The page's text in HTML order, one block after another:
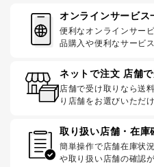
オンラインサービス
便利なオンラインサー
品購入や便利なサービ
ネットで注文 店舗で
店舗で受け取りなら送
り店舗をお選びいただけ
取り扱い店舗・在庫
簡単操作で店舗在庫状
や取り扱い店舗の確認